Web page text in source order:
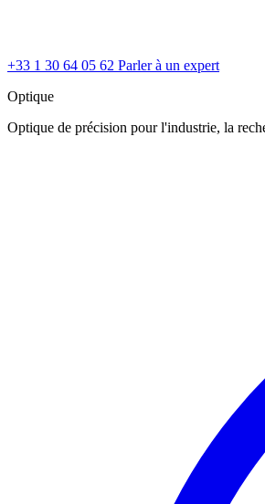
+33 1 30 64 05 62 Parler à un expert
Optique
Optique de précision pour l'industrie, la